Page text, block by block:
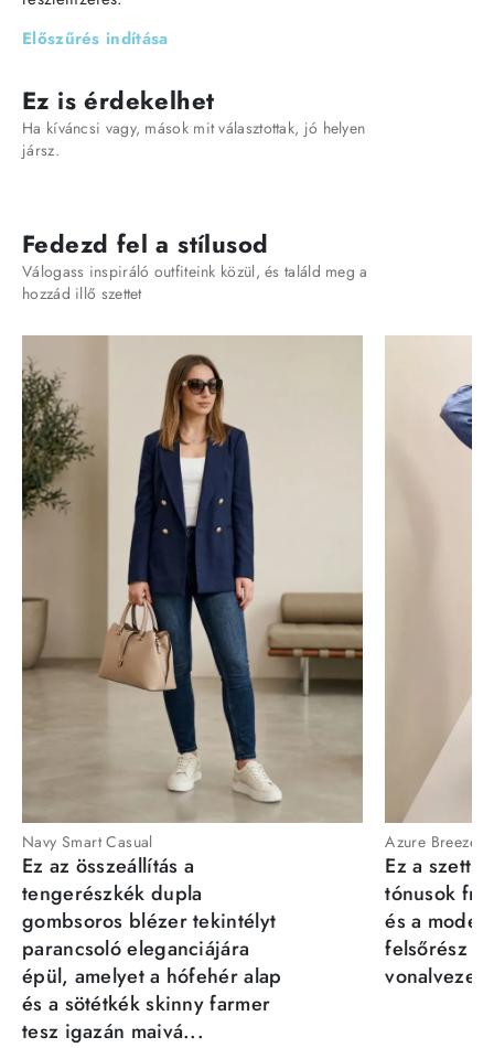
Előszűrés indítása
Ez is érdekelhet
Ha kíváncsi vagy, mások mit választottak, jó helyen
jársz.
Fedezd fel a stílusod
Válogass inspiráló outfiteink közül, és találd meg a
hozzád illő szettet
Navy Smart Casual
Ez az összeállítás a
tengerészkék dupla
gombsoros blézer tekintélyt
parancsoló eleganciájára
épül, amelyet a hófehér alap
és a sötétkék skinny farmer
tesz igazán maivá...
Azure Breeze
Ez a szett
tónusok
és a
felsőrész